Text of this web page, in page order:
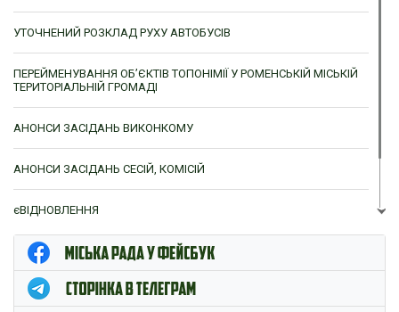
УТОЧНЕНИЙ РОЗКЛАД РУХУ АВТОБУСІВ
ПЕРЕЙМЕНУВАННЯ ОБ’ЄКТІВ ТОПОНІМІЇ У РОМЕНСЬКІЙ МІСЬКІЙ
ТЕРИТОРІАЛЬНІЙ ГРОМАДІ
АНОНСИ ЗАСІДАНЬ ВИКОНКОМУ
АНОНСИ ЗАСІДАНЬ СЕСІЙ, КОМІСІЙ
єВІДНОВЛЕННЯ
ЦНАП м. Ромни